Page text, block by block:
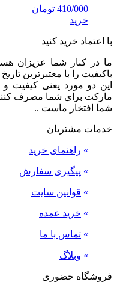
410/000 تومان
خرید
با اعتماد خرید کنید
ما در کنار شما عزیزان
باکیفیت را با معتبرترین
این دو مورد یعنی کیفیت
مارکت برای شما مصرف
شما افتخار ماست ..
خدمات مشتریان
» راهنمای خرید
» پیگیری سفارش
» قوانین سایت
» خرید عمده
» تماس با ما
» وبلاگ
فروشگاه حضوری